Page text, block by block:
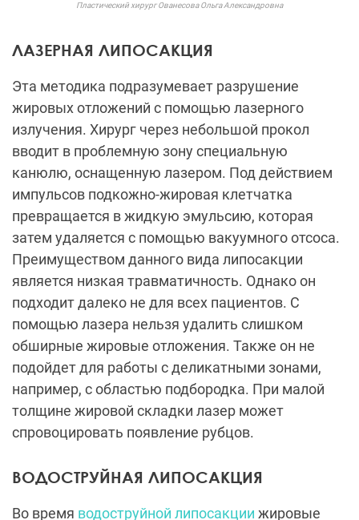
Пластический хирург Ованесова Ольга Александровна
ЛАЗЕРНАЯ ЛИПОСАКЦИЯ
Эта методика подразумевает разрушение
жировых отложений с помощью лазерного
излучения. Хирург через небольшой прокол
вводит в проблемную зону специальную
канюлю, оснащенную лазером. Под действием
импульсов подкожно-жировая клетчатка
превращается в жидкую эмульсию, которая
затем удаляется с помощью вакуумного отсоса.
Преимуществом данного вида липосакции
является низкая травматичность. Однако он
подходит далеко не для всех пациентов. С
помощью лазера нельзя удалить слишком
обширные жировые отложения. Также он не
подойдет для работы с деликатными зонами,
например, с областью подбородка. При малой
толщине жировой складки лазер может
спровоцировать появление рубцов.
ВОДОСТРУЙНАЯ ЛИПОСАКЦИЯ
Во время водоструйной липосакции жировые